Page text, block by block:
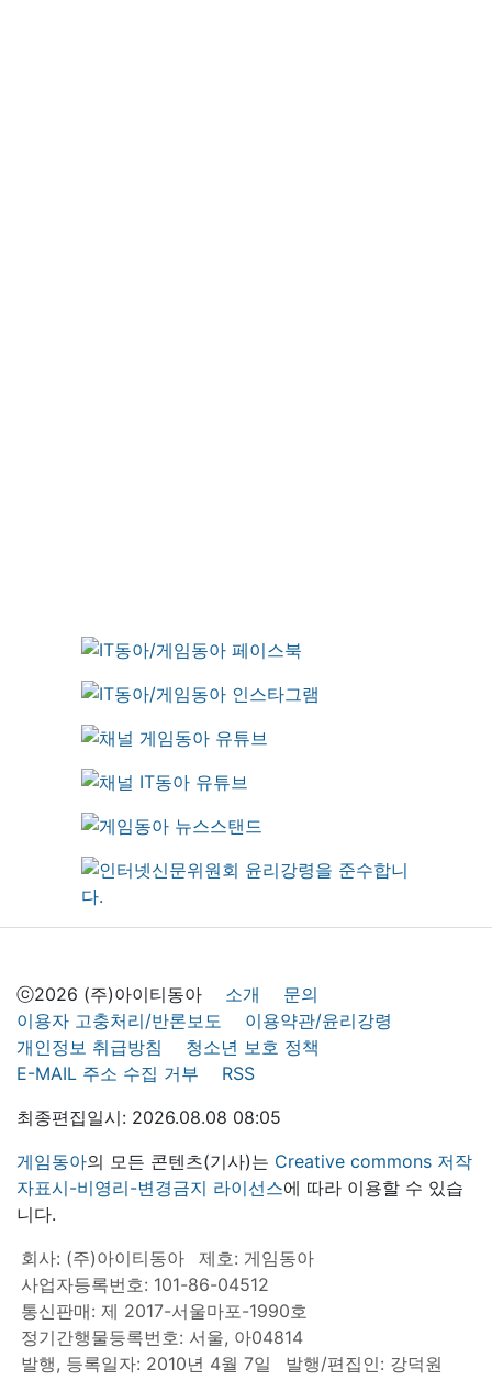
ⓒ2026 (주)아이티동아 소개
문의
이용자 고충처리/반론보도
이용약관/윤리강령
개인정보 취급방침
청소년 보호 정책
E-MAIL 주소 수집 거부
RSS
최종편집일시: 2026.08.08 08:05
게임동아의 모든 콘텐츠(기사)는 Creative commons 저작
자표시-비영리-변경금지 라이선스에 따라 이용할 수 있습
니다.
회사: (주)아이티동아
제호: 게임동아
사업자등록번호: 101-86-04512
통신판매: 제 2017-서울마포-1990호
정기간행물등록번호: 서울, 아04814
발행, 등록일자: 2010년 4월 7일
발행/편집인: 강덕원